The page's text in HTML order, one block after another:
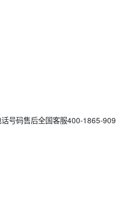
号码售后全国客服400-1865-909